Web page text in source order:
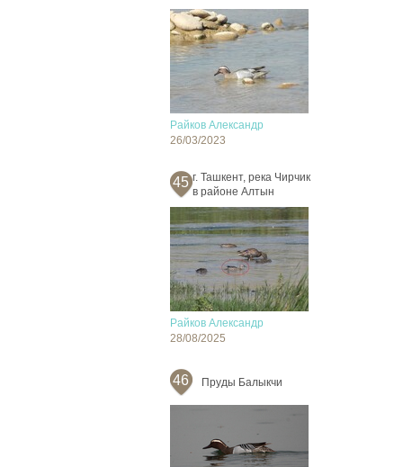
Райков Александр
26/03/2023
45 г. Ташкент, река Чирчик
в районе Алтын
Райков Александр
28/08/2025
46 Пруды Балыкчи